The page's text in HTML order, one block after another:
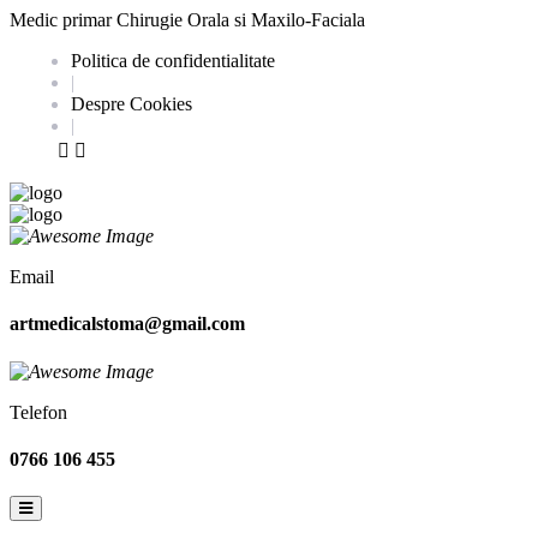
Medic primar Chirugie Orala si Maxilo-Faciala
Politica de confidentialitate
|
Despre Cookies
|
Email
artmedicalstoma@gmail.com
Telefon
0766 106 455